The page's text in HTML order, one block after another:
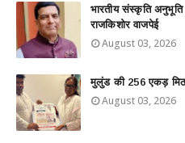
भारतीय संस्कृति
राजकिशोर वाजपेई
August 03, 2026
मुलुंड की 256 एकड़
August 03, 2026